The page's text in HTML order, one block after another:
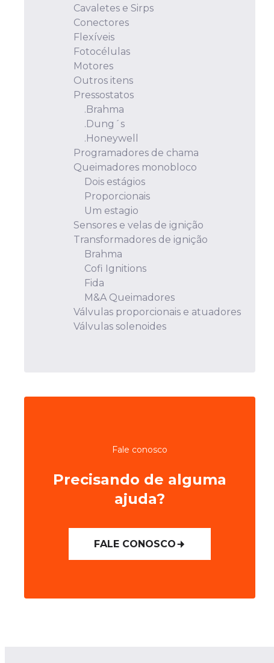
Cavaletes e Sirps
Conectores
Flexíveis
Fotocélulas
Motores
Outros itens
Pressostatos
.Brahma
.Dung´s
.Honeywell
Programadores de chama
Queimadores monobloco
Dois estágios
Proporcionais
Um estagio
Sensores e velas de ignição
Transformadores de ignição
Brahma
Cofi Ignitions
Fida
M&A Queimadores
Válvulas proporcionais e atuadores
Válvulas solenoides
Fale conosco
Precisando de alguma
ajuda?
FALE CONOSCO